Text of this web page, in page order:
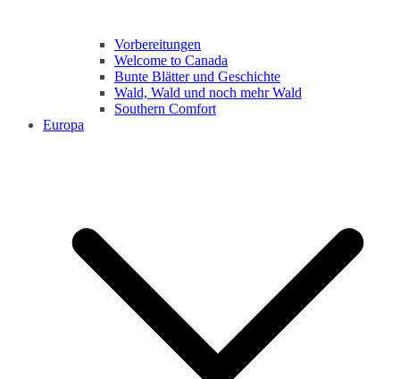
Vorbereitungen
Welcome to Canada
Bunte Blätter und Geschichte
Wald, Wald und noch mehr Wald
Southern Comfort
Europa